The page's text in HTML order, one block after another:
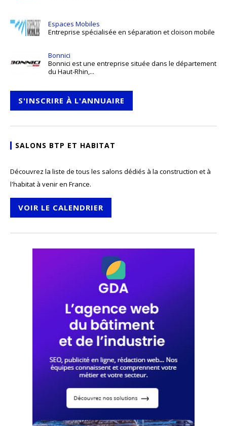
Espaces Mobiles
Entreprise spécialisée en séparation et cloison mobile
Bonnici
Bonnici est une entreprise située dans le département
du Haut-Rhin,...
S'INSCRIRE À L'ANNUAIRE
SALONS BTP ET HABITAT
Découvrez la liste de tous les salons dédiés à la construction et à
l'habitat à venir en France.
VOIR LE CALENDRIER